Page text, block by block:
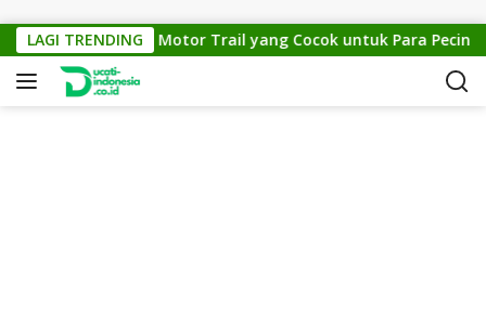
LAGI TRENDING
KTM Cross 150: Motor Trail yang Cocok untuk Para Pecinta